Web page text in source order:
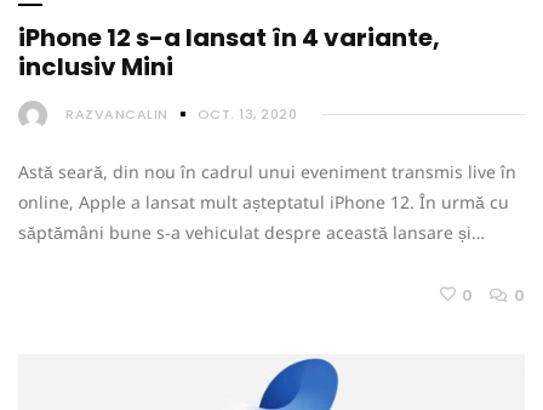
iPhone 12 s-a lansat în 4 variante,
inclusiv Mini
RAZVANCALIN OCT. 13, 2020
Astă seară, din nou în cadrul unui eveniment transmis live în
online, Apple a lansat mult așteptatul iPhone 12. În urmă cu
săptămâni bune s-a vehiculat despre această lansare și…
0 0